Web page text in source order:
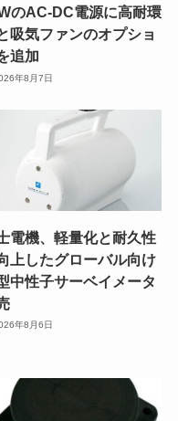
のAC-DC電源に高耐環
吸気ファンのオプショ
追加
年8月7日
電機、軽量化と耐久性
上したグローバル向け
中性子サーベイメータ
年8月6日